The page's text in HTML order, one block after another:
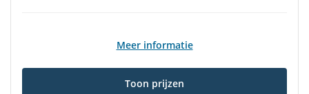
Meer informatie
Toon prijzen